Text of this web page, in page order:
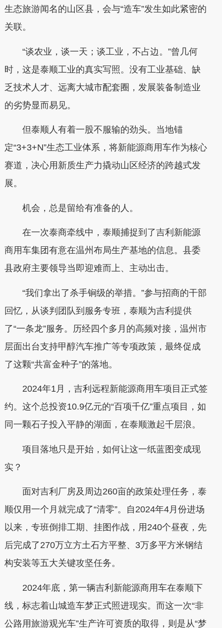
生态旅游闻名的山区县，会与“造车”发生如此紧密的
关联。
“谈农业，谈一天；谈工业，不占边。”曾几何
时，这是泰顺工业的真实写照。没有工业基础、缺
乏技术人才、远离大城市配套圈，发展装备制造业
的劣势显而易见。
但泰顺人有着一股不服输的劲头。当地锚
定“3+3+N”生态工业体系，将新能源商用车作为核心
赛道，决心用新质生产力撬动山区经济的跨越式发
展。
机会，总是留给有准备的人。
在一次泰商牵线中，泰顺捕捉到了吉利新能源
商用车集团有意在温州布局生产基地的信息。县委
县政府主要领导当即迎难而上、主动出击。
“我们拿出了杀手锏级的举措。”参与招商的干部
回忆，从谈判团队到服务专班，泰顺为吉利提供
了“一条龙”服务。历经四个多月的高频对接，温州市
层面出台支持甲醇汽车推广等专项政策，最终促成
了这颗“共富金种子”的落地。
2024年1月，吉利远程新能源商用车项目正式签
约。这个总投资10.9亿元的“百项千亿”重点项目，如
同一颗石子投入平静的湖面，在泰顺激起千层浪。
项目落地只是开始，如何让这一纸蓝图变成现
实？
面对吉利厂房及周边260亩的政策处理任务，泰
顺仅用一个月就完成了“清零”。自2024年4月份进场
以来，专班倒排工期、挂图作战，用240个昼夜，先
后完成了270万立方土石方平整、3万多平方米钢结
构安装等五大关键攻坚任务。
2024年底，第一辆吉利新能源商用车在泰顺下
线，标志着山城造车梦正式照进现实。而这一次“非
公路用旅游观光车”生产许可资质的取得，则是从“梦